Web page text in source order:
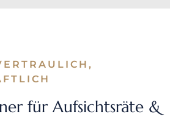
für Aufsichtsräte &